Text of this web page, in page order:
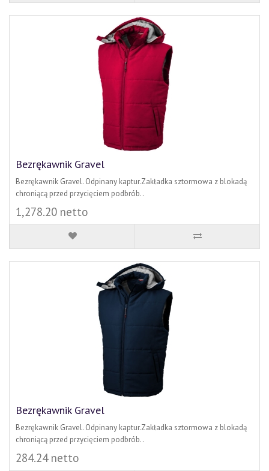
Bezrękawnik Gravel
Bezrękawnik Gravel. Odpinany kaptur.Zakładka sztormowa z blokadą
chroniącą przed przycięciem podbrób..
1,278.20 netto
Bezrękawnik Gravel
Bezrękawnik Gravel. Odpinany kaptur.Zakładka sztormowa z blokadą
chroniącą przed przycięciem podbrób..
284.24 netto